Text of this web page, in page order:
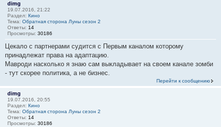
dimg
19.07.2016, 21:22
Раздел: Кино
Тема: Обратная сторона Луны сезон 2
Ответы: 14
Просмотры: 30186
Цекало с партнерами судится с Первым каналом которому
принадлежат права на адаптацию.
Мавроди насколько я знаю сам выкладывает на своем канале зомби
- тут скорее политика, а не бизнес.
Перейти к сообщению
dimg
19.07.2016, 20:55
Раздел: Кино
Тема: Обратная сторона Луны сезон 2
Ответы: 14
Просмотры: 30186